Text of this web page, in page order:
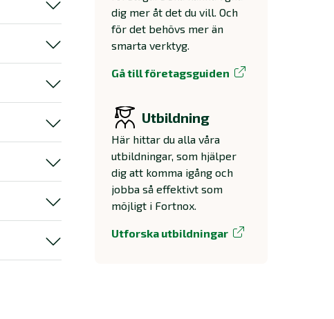
dig mer åt det du vill. Och
för det behövs mer än
smarta verktyg.
Gå till företagsguiden
Utbildning
Här hittar du alla våra
utbildningar, som hjälper
dig att komma igång och
jobba så effektivt som
möjligt i Fortnox.
Utforska utbildningar